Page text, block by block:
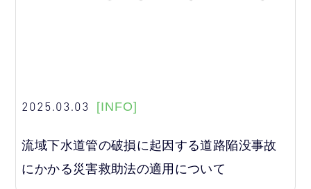
2025.03.03 [INFO]
流域下水道管の破損に起因する道路陥没事故
にかかる災害救助法の適用について